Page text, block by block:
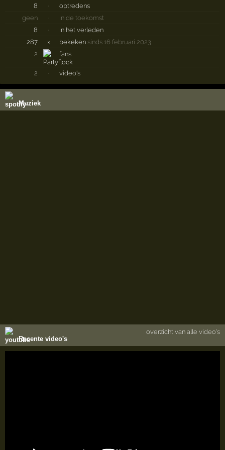
8 ·
optredens
geen
·
in de toekomst
8
·
in het verleden
287
× bekeken sinds 16 februari 2023
2
fans
2 · video's
Muziek
Recente video's
overzicht van alle video's